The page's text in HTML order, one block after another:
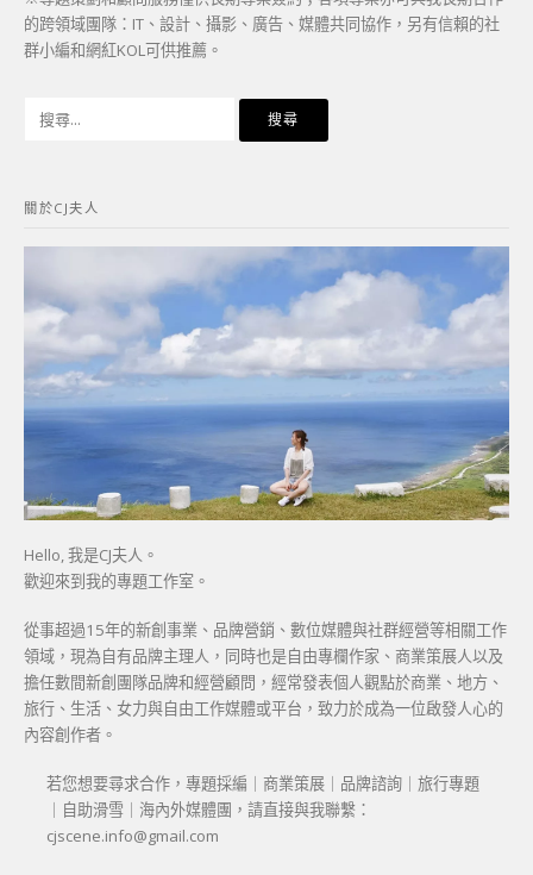
的跨領域團隊：IT、設計、攝影、廣告、媒體共同協作，另有信賴的社
群小編和網紅KOL可供推薦。
字:
關於CJ夫人
Hello, 我是CJ夫人。
歡迎來到我的專題工作室。
從事超過15年的新創事業、品牌營銷、數位媒體與社群經營等相關工作
領域，現為自有品牌主理人，同時也是自由專欄作家、商業策展人以及
擔任數間新創團隊品牌和經營顧問，經常發表個人觀點於商業、地方、
旅行、生活、女力與自由工作媒體或平台，致力於成為一位啟發人心的
內容創作者。
若您想要尋求合作，專題採編｜商業策展｜品牌諮詢｜旅行專題
｜自助滑雪｜海內外媒體團，請直接與我聯繫：
cjscene.info@gmail.com